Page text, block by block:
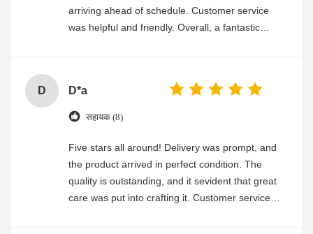
arriving ahead of schedule. Customer service
was helpful and friendly. Overall, a fantastic
D D*a
सहायक (8)
Five stars all around! Delivery was prompt, and
the product arrived in perfect condition. The
quality is outstanding, and it sevident that great
care was put into crafting it. Customer service